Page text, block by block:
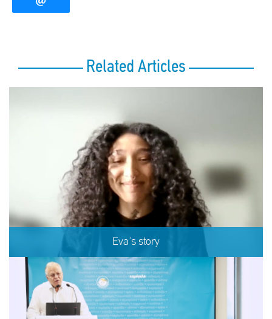
Related Articles
Eva's story